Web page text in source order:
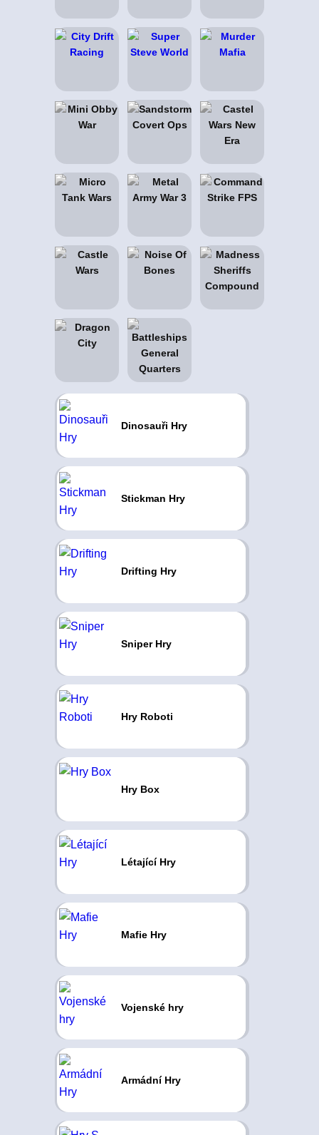
Dinosauři Hry
Stickman Hry
Drifting Hry
Sniper Hry
Hry Roboti
Hry Box
Létající Hry
Mafie Hry
Vojenské hry
Armádní Hry